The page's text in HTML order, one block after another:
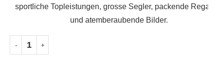
sportliche Topleistungen, grosse Segler, packende
und atemberaubende Bilder.